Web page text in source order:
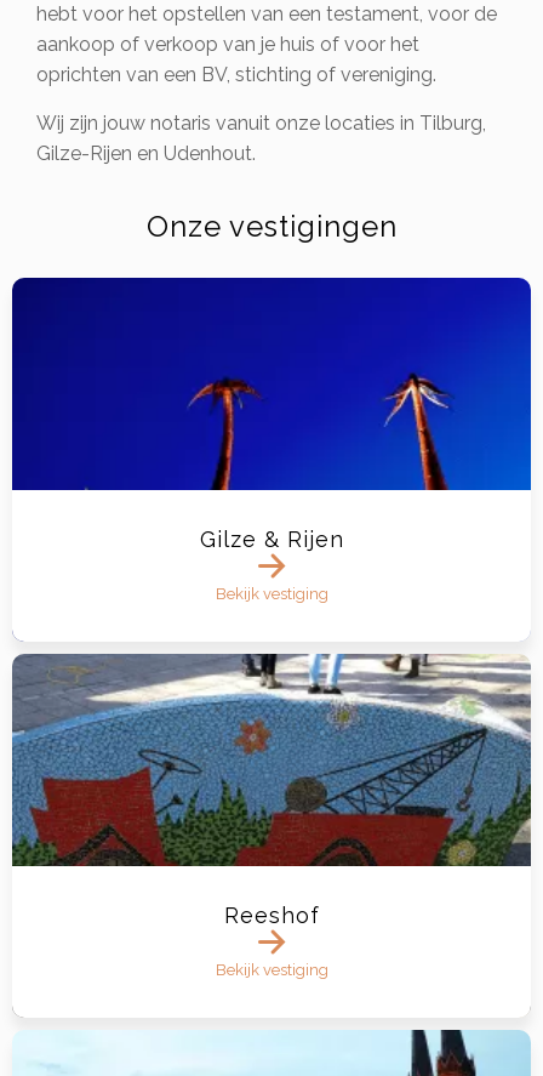
hebt voor het opstellen van een testament, voor de
aankoop of verkoop van je huis of voor het
oprichten van een BV, stichting of vereniging.
Wij zijn jouw notaris vanuit onze locaties in Tilburg,
Gilze-Rijen en Udenhout.
Onze vestigingen
Gilze & Rijen
Bekijk vestiging
Reeshof
Bekijk vestiging